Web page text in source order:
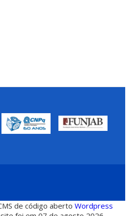
de código abertoWordpress